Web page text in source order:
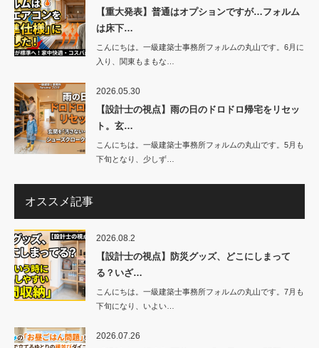
【重大発表】普通はオプションですが…フォルム
は床下…
こんにちは。一級建築士事務所フォルムの丸山です。6月に
入り、関東もまもな…
2026.05.30
【設計士の視点】雨の日のドロドロ帰宅をリセッ
ト。玄…
こんにちは。一級建築士事務所フォルムの丸山です。5月も
下旬となり、少しず…
オススメ記事
2026.08.2
【設計士の視点】防災グッズ、どこにしまって
る？いざ…
こんにちは。一級建築士事務所フォルムの丸山です。7月も
下旬になり、いよい…
2026.07.26